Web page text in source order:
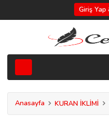
Giriş Yap
Anasayfa KURAN İKLİMİ